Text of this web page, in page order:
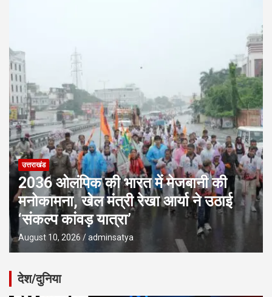
उत्तराखंड
2036 ओलंपिक की भारत में मेजबानी की
मनोकामना, खेल मंत्री रेखा आर्या ने उठाई
‘संकल्प कांवड़ यात्रा’
August 10, 2026 adminsatya
देश/दुनिया